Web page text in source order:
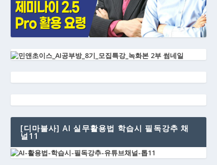
[디마불사] AI 실무활용법 학습시 필독강추 채
널11